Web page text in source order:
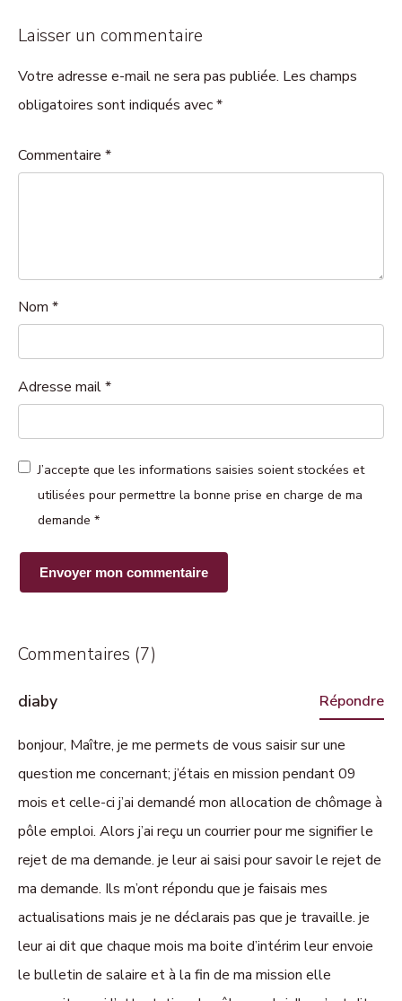
Laisser un commentaire
Votre adresse e-mail ne sera pas publiée. Les champs
obligatoires sont indiqués avec *
Commentaire *
Nom *
Adresse mail*
J’accepte que les informations saisies soient stockées et
utilisées pour permettre la bonne prise en charge de ma
demande *
Commentaires (7)
diaby Répondre
bonjour, Maître, je me permets de vous saisir sur une
question me concernant; j’étais en mission pendant 09
mois et celle-ci j’ai demandé mon allocation de chômage à
pôle emploi. Alors j’ai reçu un courrier pour me signifier le
rejet de ma demande. je leur ai saisi pour savoir le rejet de
ma demande. Ils m’ont répondu que je faisais mes
actualisations mais je ne déclarais pas que je travaille. je
leur ai dit que chaque mois ma boite d’intérim leur envoie
le bulletin de salaire et à la fin de ma mission elle